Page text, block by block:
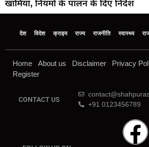
खामियां, नियमों के पालन के दिए निर्देश
देश विदेश क्राइम राज्य राजनीति स्वास्थ्य
Home About us Disclaimer Privacy
Register
CONTACT US
+91 0123456789